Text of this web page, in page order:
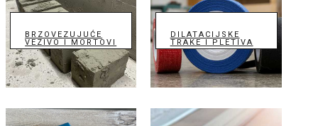
BRZOVEZUJUĆE
VEZIVO I MORTOVI
DILATACIJSKE
TRAKE I PLETIVA